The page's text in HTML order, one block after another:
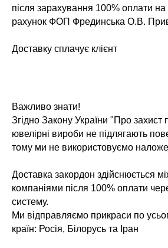
після зарахування 100% оплати
рахунок ФОП Фрединська О.В.
Доставку сплачує клієнт
Важливо знати!
Згідно Закону України "Про захист
ювелірні вироби не підлягають
тому ми не використовуємо
Доставка закордон здійснюється
компаніями після 100% оплати
систему.
Ми відправляємо прикраси по
країн: Росія, Білорусь та Іран